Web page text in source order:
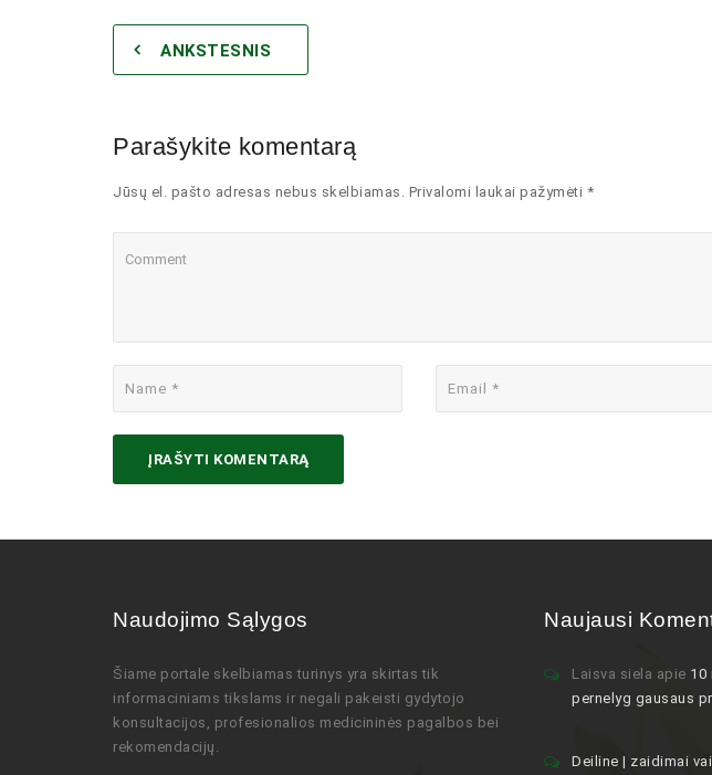
ANKSTESNIS
Parašykite komentarą
Jūsų el. pašto adresas nebus skelbiamas. Privalomi laukai pažymėti *
Naudojimo Sąlygos
Šiame portale skelbiamas turinys yra skirtas tik
informaciniams tikslams ir negali pakeisti gydytojo
konsultacijos,
profesionalios medicininės pagalbos bei
rekomendacijų
Naujausi
Laisva siela apie 10
pernelyg gausaus
Deiline | zaidimai